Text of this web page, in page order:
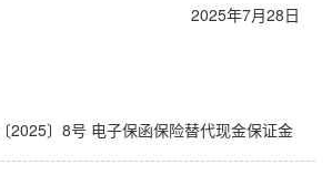
2025年7月28日
2025〕8号 电子保函保险替代现金保证金